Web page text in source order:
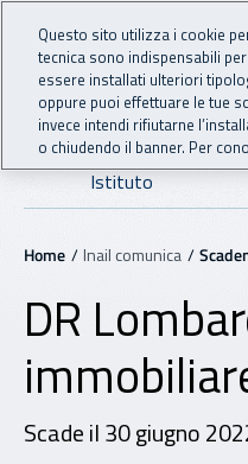
Vai al menu principale
Vai al contenuto principale
INAIL -
Navigazione
Istituto
Navigazione - Ti trovi
Home Inail comunica
DR
Scade il 30 giugno
Questo sito utilizza i cookie
tecnica sono indispensabili
essere installati ulteriori
oppure puoi effettuare le tue
invece intendi rifiutarne
o chiudendo il banner. Per